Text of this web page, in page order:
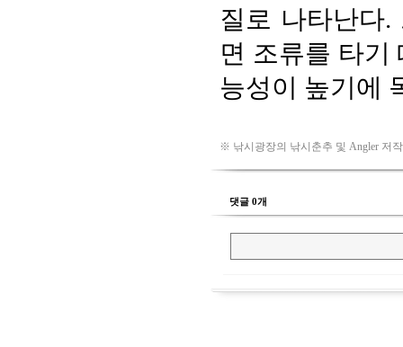
※ 낚시광장의 낚시춘추 및 Angler 저
댓글 0개